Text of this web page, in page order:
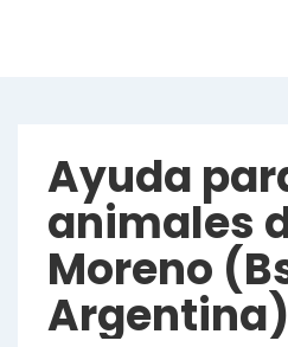
Ayuda
animales
Moreno
Argentina)